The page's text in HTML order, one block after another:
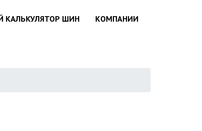
КАЛЬКУЛЯТОР ШИН КОМПАНИИ